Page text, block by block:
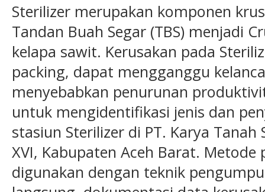
Sterilizer merupakan komponen
Tandan Buah Segar (TBS) menjadi
kelapa sawit. Kerusakan pada
packing, dapat mengganggu
menyebabkan penurunan
untuk mengidentifikasi jenis dan
stasiun Sterilizer di PT. Karya
XVI, Kabupaten Aceh Barat.
digunakan dengan teknik